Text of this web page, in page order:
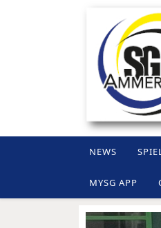
NEWS
MYSG APP